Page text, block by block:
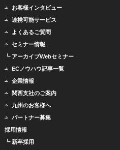
お客様インタビュー
連携可能サービス
よくあるご質問
セミナー情報
┗ アーカイブWebセミナー
ECノウハウ記事一覧
企業情報
関西支社のご案内
九州のお客様へ
パートナー募集
採用情報
┗ 新卒採用